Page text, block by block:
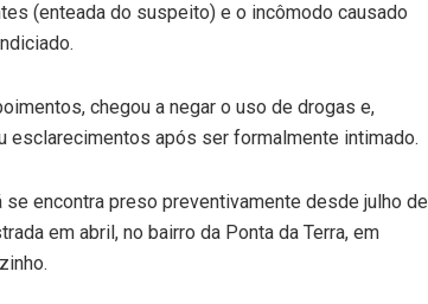
(enteada do suspeito) e o incômodo causado
chegou a negar o uso de drogas e,
após ser formalmente intimado.
encontra preso preventivamente desde julho de
em abril, no bairro da Ponta da Terra, em